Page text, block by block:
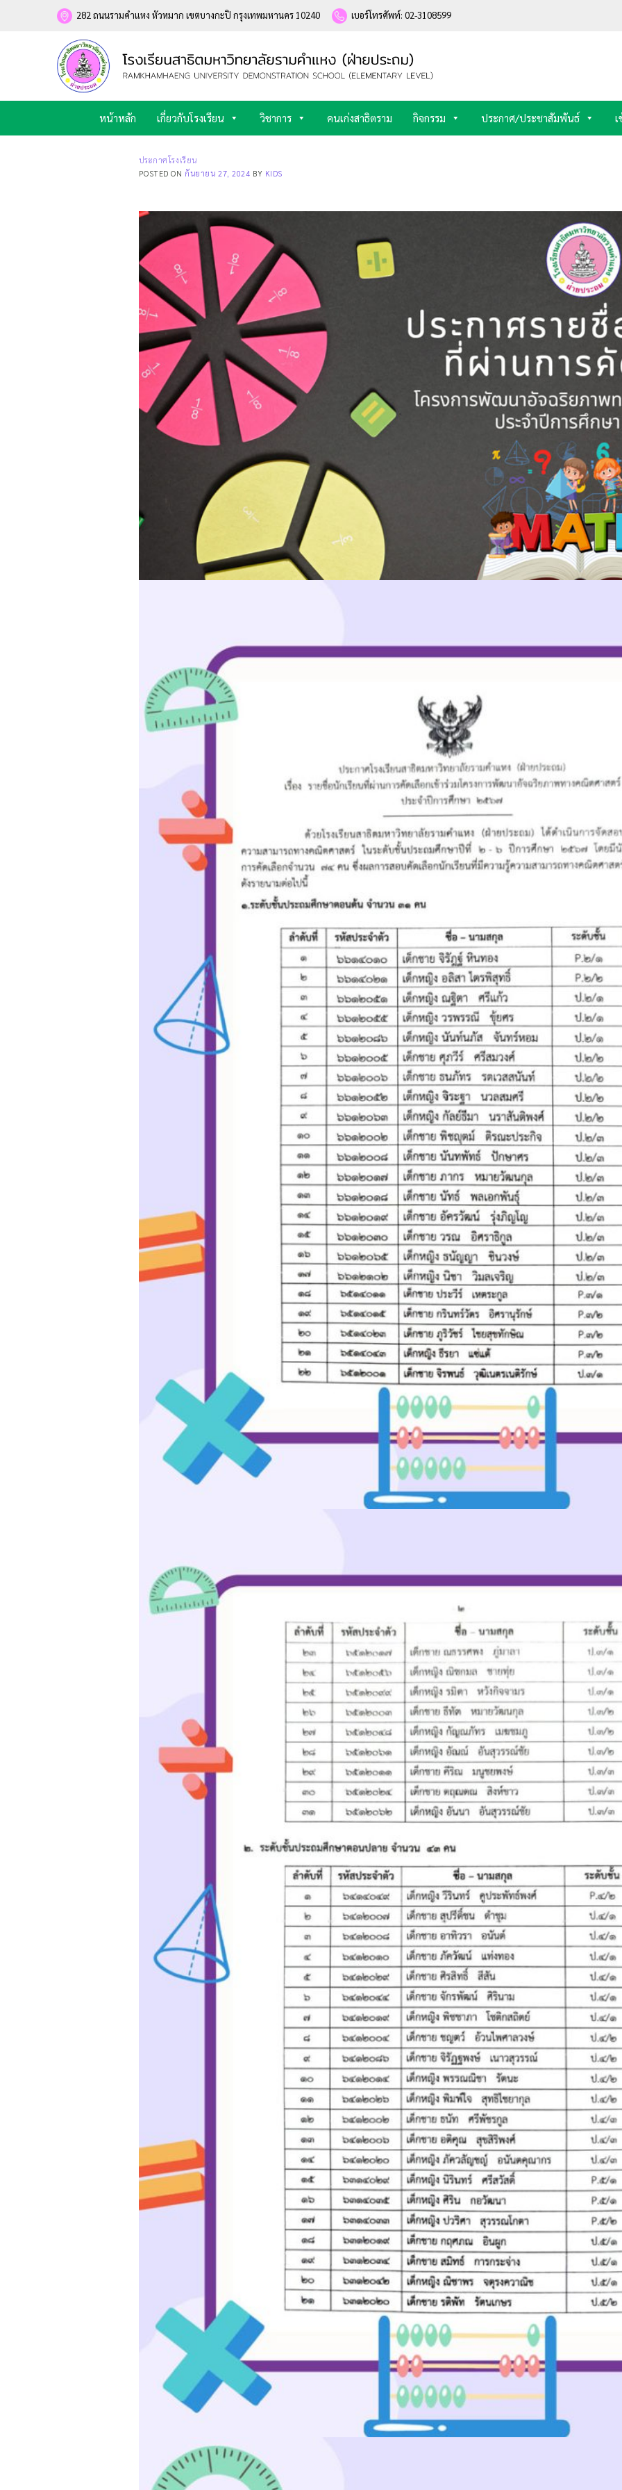
282 ถนนรามคำแหง หัวหมาก เขตบางกะปิ กรุงเทพมหานคร 10240 เบอร์โทรศัพท์: 02-3108599
หน้าหลัก เกี่ยวกับโรงเรียน วิชาการ คนเก่งสาธิตราม กิจกรรม ประกาศ/ประชาสัมพันธ์
ประกาศโรงเรียน
POSTED ON กันยายน 27, 2024 BY KIDS